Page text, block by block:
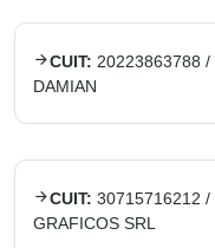
CUIT: 20223863788 /
DAMIAN
CUIT: 30715716212 /
GRAFICOS SRL